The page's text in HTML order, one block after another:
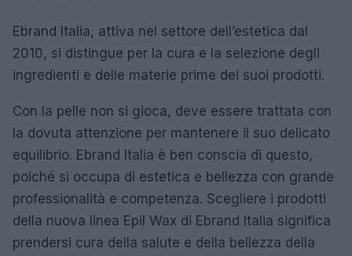
Ebrand Italia, attiva nel settore dell’estetica dal
2010, si distingue per la cura e la selezione degli
ingredienti e delle materie prime dei suoi prodotti.
Con la pelle non si gioca, deve essere trattata con
la dovuta attenzione per mantenere il suo delicato
equilibrio. Ebrand Italia è ben conscia di questo,
poiché si occupa di estetica e bellezza con grande
professionalità e competenza. Scegliere i prodotti
della nuova linea Epil Wax di Ebrand Italia significa
prendersi cura della salute e della bellezza della